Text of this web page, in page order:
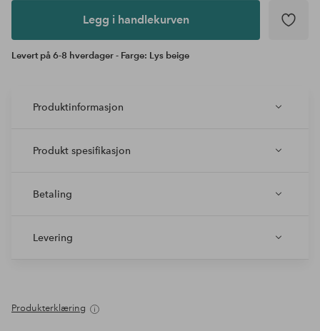
Legg i handlekurven
Levert på 6-8 hverdager - Farge: Lys beige
Produktinformasjon
Produkt spesifikasjon
Betaling
Levering
Produkterklæring